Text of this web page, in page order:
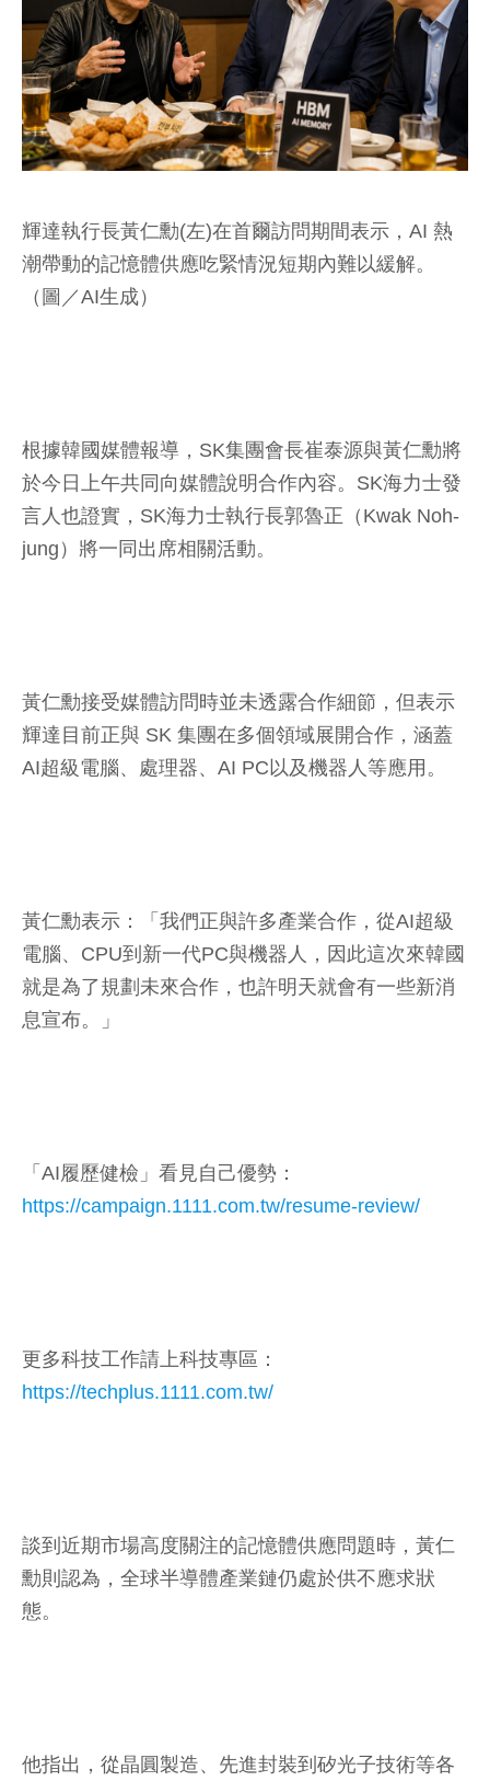
輝達執行長黃仁勳(左)在首爾訪問期間表示，AI 熱
潮帶動的記憶體供應吃緊情況短期內難以緩解。
（圖／AI生成）
根據韓國媒體報導，SK集團會長崔泰源與黃仁勳將
於今日上午共同向媒體說明合作內容。SK海力士發
言人也證實，SK海力士執行長郭魯正（Kwak Noh-
jung）將一同出席相關活動。
黃仁勳接受媒體訪問時並未透露合作細節，但表示
輝達目前正與 SK 集團在多個領域展開合作，涵蓋
AI超級電腦、處理器、AI PC以及機器人等應用。
黃仁勳表示：「我們正與許多產業合作，從AI超級
電腦、CPU到新一代PC與機器人，因此這次來韓國
就是為了規劃未來合作，也許明天就會有一些新消
息宣布。」
「AI履歷健檢」看見自己優勢：
https://campaign.1111.com.tw/resume-review/
更多科技工作請上科技專區：
https://techplus.1111.com.tw/
談到近期市場高度關注的記憶體供應問題時，黃仁
勳則認為，全球半導體產業鏈仍處於供不應求狀
態。
他指出，從晶圓製造、先進封裝到矽光子技術等各